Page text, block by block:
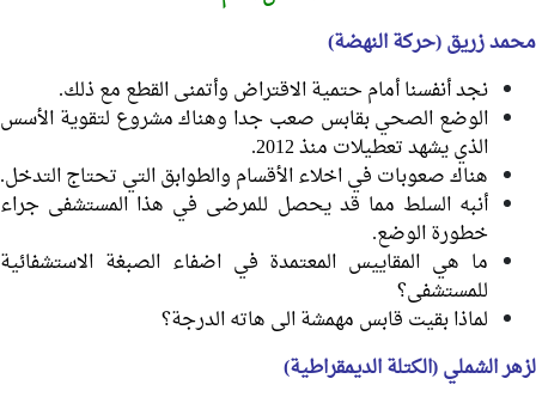
محمد زريق (حركة النهضة)
نجد أنفسنا أمام حتمية الاقتراض وأتمنى القطع مع ذلك.
الوضع الصحي بقابس صعب جدا وهناك مشروع لتقوية الأسس
الذي يشهد تعطيلات منذ 2012.
هناك صعوبات في اخلاء الأقسام والطوابق التي تحتاج التدخل.
أنبه السلط مما قد يحصل للمرضى في هذا المستشفى جراء
خطورة الوضع.
ما هي المقاييس المعتمدة في اضفاء الصبغة الاستشفائية
للمستشفى؟
لماذا بقيت قابس مهمشة الى هاته الدرجة؟
لزهر الشملي (الكتلة الديمقراطية)